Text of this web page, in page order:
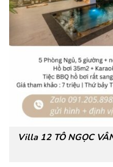
Villa 12 TÔ NGỌC